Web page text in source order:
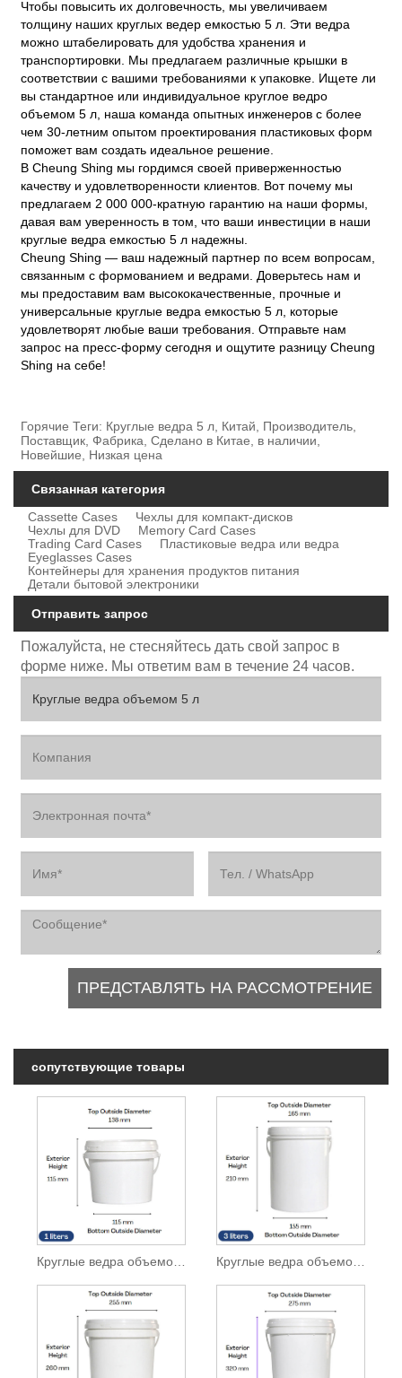
Чтобы повысить их долговечность, мы увеличиваем
толщину наших круглых ведер емкостью 5 л. Эти ведра
можно штабелировать для удобства хранения и
транспортировки. Мы предлагаем различные крышки в
соответствии с вашими требованиями к упаковке. Ищете ли
вы стандартное или индивидуальное круглое ведро
объемом 5 л, наша команда опытных инженеров с более
чем 30-летним опытом проектирования пластиковых форм
поможет вам создать идеальное решение.
В Cheung Shing мы гордимся своей приверженностью
качеству и удовлетворенности клиентов. Вот почему мы
предлагаем 2 000 000-кратную гарантию на наши формы,
давая вам уверенность в том, что ваши инвестиции в наши
круглые ведра емкостью 5 л надежны.
Cheung Shing — ваш надежный партнер по всем вопросам,
связанным с формованием и ведрами. Доверьтесь нам и
мы предоставим вам высококачественные, прочные и
универсальные круглые ведра емкостью 5 л, которые
удовлетворят любые ваши требования. Отправьте нам
запрос на пресс-форму сегодня и ощутите разницу Cheung
Shing на себе!
Горячие Теги: Круглые ведра 5 л, Китай, Производитель,
Поставщик, Фабрика, Сделано в Китае, в наличии,
Новейшие, Низкая цена
Связанная категория
Cassette Cases
Чехлы для компакт-дисков
Чехлы для DVD
Memory Card Cases
Trading Card Cases
Пластиковые ведра или ведра
Eyeglasses Cases
Контейнеры для хранения продуктов питания
Детали бытовой электроники
Отправить запрос
Пожалуйста, не стесняйтесь дать свой запрос в
форме ниже. Мы ответим вам в течение 24 часов.
сопутствующие товары
Круглые ведра объемом 1 л